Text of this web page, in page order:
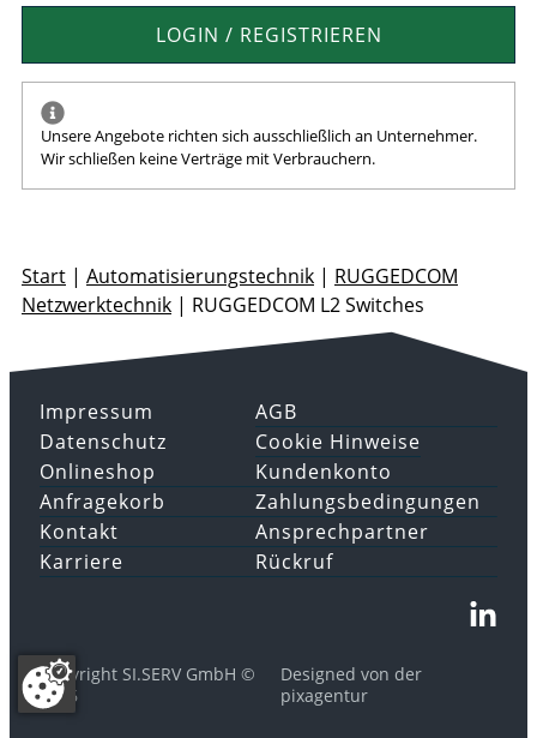
LOGIN / REGISTRIEREN
Unsere Angebote richten sich ausschließlich an Unternehmer.
Wir schließen keine Verträge mit Verbrauchern.
Start | Automatisierungstechnik | RUGGEDCOM
Netzwerktechnik | RUGGEDCOM L2 Switches
Impressum
Datenschutz
AGB
Cookie Hinweise
Onlineshop
Anfragekorb
Kundenkonto
Zahlungsbedingungen
Kontakt
Karriere
Ansprechpartner
Rückruf
Copyright SI.SERV GmbH ©
2026
Designed von der
pixagentur